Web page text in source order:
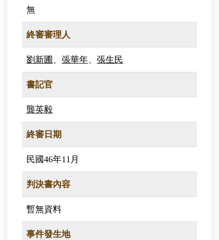
無
終審審理人
劉新圃 、 張華年、 張生民
書記官
龔英毅
終審日期
民國46年11月
判決書內容
暫無資料
事件發生地